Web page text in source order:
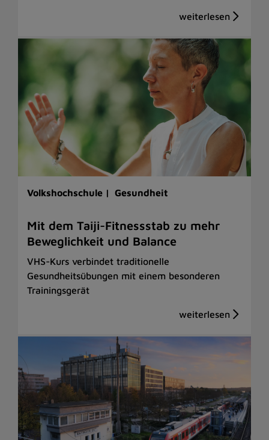
Volkshochschule | Gesundheit
Mit dem Taiji-Fitnessstab zu mehr
Beweglichkeit und Balance
VHS-Kurs verbindet traditionelle
Gesundheitsübungen mit einem besonderen
Trainingsgerät